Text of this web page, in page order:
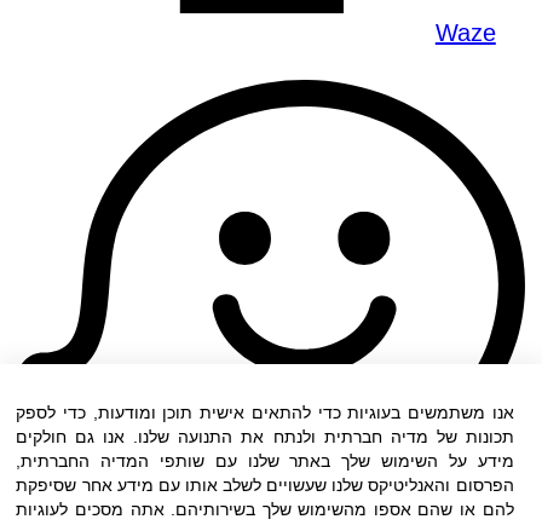
Waze
אנו משתמשים בעוגיות כדי להתאים אישית תוכן ומודעות, כדי לספק
תכונות של מדיה חברתית ולנתח את התנועה שלנו. אנו גם חולקים
מידע על השימוש שלך באתר שלנו עם שותפי המדיה החברתית,
הפרסום והאנליטיקס שלנו שעשויים לשלב אותו עם מידע אחר שסיפקת
להם או שהם אספו מהשימוש שלך בשירותיהם. אתה מסכים לעוגיות